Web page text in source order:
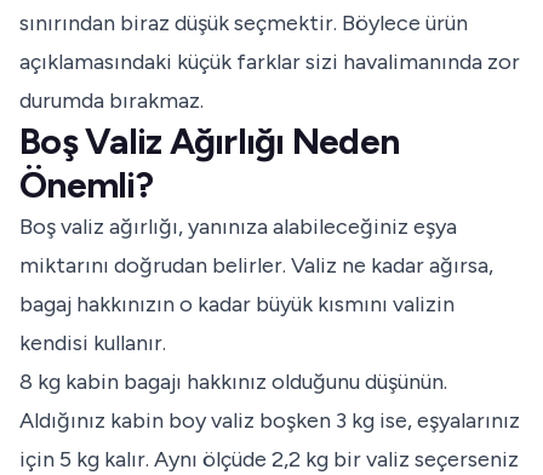
sınırından biraz düşük seçmektir. Böylece ürün
açıklamasındaki küçük farklar sizi havalimanında zor
durumda bırakmaz.
Boş Valiz Ağırlığı Neden
Önemli?
Boş valiz ağırlığı, yanınıza alabileceğiniz eşya
miktarını doğrudan belirler. Valiz ne kadar ağırsa,
bagaj hakkınızın o kadar büyük kısmını valizin
kendisi kullanır.
8 kg kabin bagajı hakkınız olduğunu düşünün.
Aldığınız kabin boy valiz boşken 3 kg ise, eşyalarınız
için 5 kg kalır. Aynı ölçüde 2,2 kg bir valiz seçerseniz